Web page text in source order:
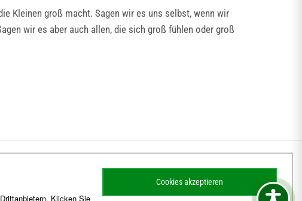
Kleinen groß macht. Sagen wir es uns selbst, wenn wir
wir es aber auch allen, die sich groß fühlen oder groß
Klicken Sie
Cookies akzeptieren